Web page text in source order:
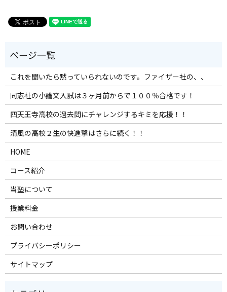
これを聞いたら黙っていられないのです。ファイザー社の、、
同志社の小論文入試は３ヶ月前からで１００％合格です！
四天王寺高校の過去問にチャレンジするキミを応援！！
清風の高校２生の快進撃はさらに続く！！
HOME
コース紹介
当塾について
授業料金
お問い合わせ
プライバシーポリシー
サイトマップ